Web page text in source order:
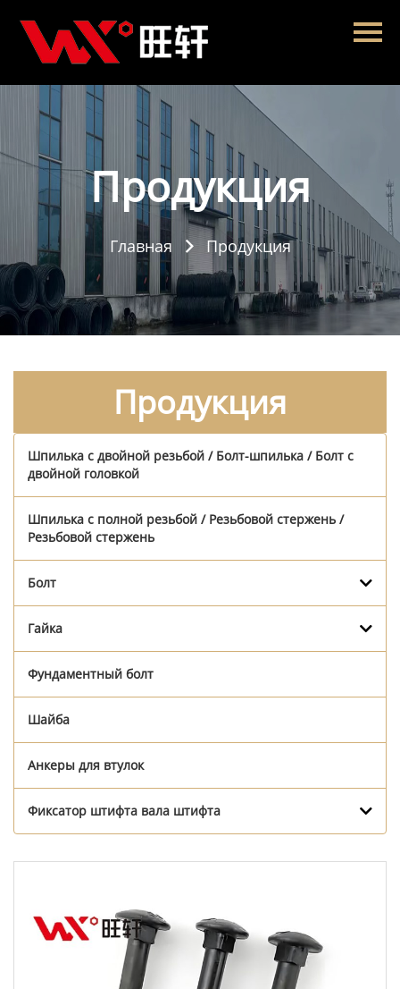
Главная
Продукция
Новости
О нас
Контакты Продукция
Главная  Продукция
Продукция
Шпилька с двойной резьбой / Болт-шпилька / Болт с
двойной головкой
Шпилька с полной резьбой / Резьбовой стержень /
Резьбовой стержень
Болт
Гайка
Фундаментный болт
Шайба
Анкеры для втулок
Фиксатор штифта вала штифта